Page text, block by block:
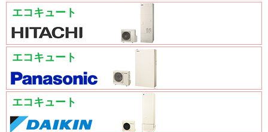
エコキュート
エコキュート
エコキュート